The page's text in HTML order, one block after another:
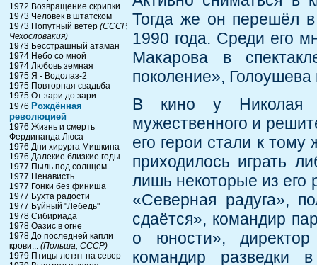
1972 Возвращение скрипки
1973 Человек в штатском
1973 Попутный ветер (СССР,
Чехословакия)
1973 Бесстрашный атаман
1974 Небо со мной
1974 Любовь земная
1975 Я - Водолаз-2
1975 Повторная свадьба
1975 От зари до зари
1976 Рождённая
революцией
1976 Жизнь и смерть
Фердинанда Люса
1976 Дни хирурга Мишкина
1976 Далекие близкие годы
1977 Пыль под солнцем
1977 Ненависть
1977 Гонки без финиша
1977 Бухта радости
1977 Буйный "Лебедь"
1978 Сибириада
1978 Оазис в огне
1978 До последней капли
крови... (Польша, СССР)
1979 Птицы летят на север
Тогда же он перешёл в
1990 года. Среди его
Макарова в
поколение»,
В кино у Николая
мужественного и
его герои стали к
приходилось играть
лишь некоторые из его
«Северная радуга»,
сдаётся», командир
о юности»,
командир разведки